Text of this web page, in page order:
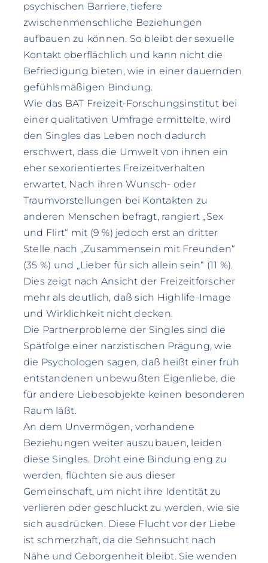
psychischen Barriere, tiefere
zwischenmenschliche Beziehungen
aufbauen zu können. So bleibt der sexuelle
Kontakt oberflächlich und kann nicht die
Befriedigung bieten, wie in einer dauernden
gefühlsmäßigen Bindung.
Wie das BAT Freizeit-Forschungsinstitut bei
einer qualitativen Umfrage ermittelte, wird
den Singles das Leben noch dadurch
erschwert, dass die Umwelt von ihnen ein
eher sexorientiertes Freizeitverhalten
erwartet. Nach ihren Wunsch- oder
Traumvorstellungen bei Kontakten zu
anderen Menschen befragt, rangiert „Sex
und Flirt“ mit (9 %) jedoch erst an dritter
Stelle nach „Zusammensein mit Freunden“
(35 %) und „Lieber für sich allein sein“ (11 %).
Dies zeigt nach Ansicht der Freizeitforscher
mehr als deutlich, daß sich Highlife-Image
und Wirklichkeit nicht decken.
Die Partnerprobleme der Singles sind die
Spätfolge einer narzistischen Prägung, wie
die Psychologen sagen, daß heißt einer früh
entstandenen unbewußten Eigenliebe, die
für andere Liebesobjekte keinen besonderen
Raum läßt.
An dem Unvermögen, vorhandene
Beziehungen weiter auszubauen, leiden
diese Singles. Droht eine Bindung eng zu
werden, flüchten sie aus dieser
Gemeinschaft, um nicht ihre Identität zu
verlieren oder geschluckt zu werden, wie sie
sich ausdrücken. Diese Flucht vor der Liebe
ist schmerzhaft, da die Sehnsucht nach
Nähe und Geborgenheit bleibt. Sie wenden